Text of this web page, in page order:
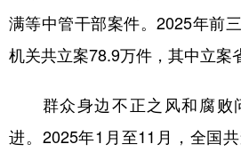
满等中管干部案件。2025年前
机关共立案78.9万件，其中立案
群众身边不正之风和腐败
进。2025年1月至11月，全国